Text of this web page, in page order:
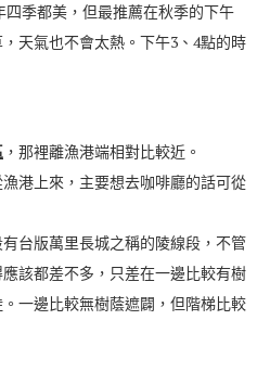
四季都美，但最推薦在秋季的下午
天氣也不會太熱。下午3、4點的時
，那裡離漁港端相對比較近。
港上來，主要想去咖啡廳的話可從
台版萬里長城之稱的陵線段，不管
該都差不多，只差在一邊比較有樹
一邊比較無樹蔭遮闢，但階梯比較